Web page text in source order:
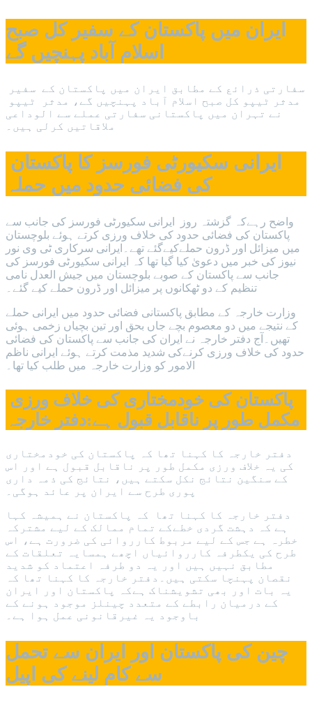
ایران میں پاکستان کے سفیر کل صبح
اسلام آباد پہنچیں گے
سفارتی ذرائع کے مطابق ایران میں پاکستان کے سفیر
مدثر ٹیپو کل صبح اسلام آباد پہنچیں گے، مدثر ٹیپو
نے تہران میں پاکستانی سفارتی عملے سے الوداعی
ملاقاتیں کرلی ہیں۔
کی فضائی حدود میں حملہ
واضح رہےکہ گزشتہ روز ایرانی سکیورٹی فورسز کی جانب سے
پاکستان کی فضائی حدود کی خلاف ورزی کرتے ہوئے بلوچستان
میں میزائل اور ڈرون حملےکیےگئے تھے۔ایرانی سرکاری ٹی وی نور
نیوز کی خبر میں دعویٰ کیا گیا تھا کہ ایرانی سکیورٹی فورسز کی
جانب سے پاکستان کے صوبے بلوچستان میں جیش العدل نامی
تنظیم کے دو ٹھکانوں پر میزائل اور ڈرون حملے کیے گئے۔
وزارت خارجہ کے مطابق پاکستانی فضائی حدود میں ایرانی حملے
کے نتیجے میں دو معصوم بچے جاں بحق اور تین بچیاں زخمی ہوئی
تھیں۔آج دفتر خارجہ نے ایران کی جانب سے پاکستان کی فضائی
حدود کی خلاف ورزی کرنےکی شدید مذمت کرتے ہوئے ایرانی ناظم
الامور کو وزارت خارجہ میں طلب کیا تھا۔
مکمل طور پر ناقابل قبول ہے:دفتر خارجہ
دفتر خارجہ کا کہنا تھا کہ پاکستان کی خودمختاری
کی یہ خلاف ورزی مکمل طور پر ناقابل قبول ہے اور اس
کے سنگین نتائج نکل سکتے ہیں، نتائج کی ذمہ داری
پوری طرح سے ایران پر عائد ہوگی۔
دفتر خارجہ کا کہنا تھا کہ پاکستان نے ہمیشہ کہا
ہے کہ دہشت گردی خطےکے تمام ممالک کے لیے مشترکہ
خطرہ ہے جس کے لیے مربوط کارروائی کی ضرورت ہے، اس
طرح کی یکطرفہ کارروائیاں اچھے ہمسایہ تعلقات کے
مطابق نہیں ہیں اور یہ دو طرفہ اعتماد کو شدید
نقصان پہنچا سکتی ہیں۔دفتر خارجہ کا کہنا تھا کہ
یہ بات اور بھی تشویشناک ہےکہ پاکستان اور ایران
کے درمیان رابطے کے متعدد چینلز موجود ہونے کے
باوجود یہ غیرقانونی عمل ہوا ہے۔
چین کی پاکستان اور ایران سے تحمل
سے کام لینے کی اپیل